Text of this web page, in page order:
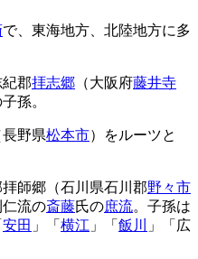
で、東海地方、北陸地方に多
郡拝志郷 （大阪府藤井寺
孫。
野県松本市）をルーツと
師郷（石川県石川郡野々市
仁流の斎藤氏の庶流。子孫は
安田 」「 横江 」「 飯川
」「広